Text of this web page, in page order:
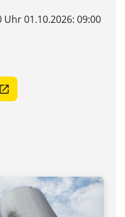
Uhr 01.10.2026: 09:00